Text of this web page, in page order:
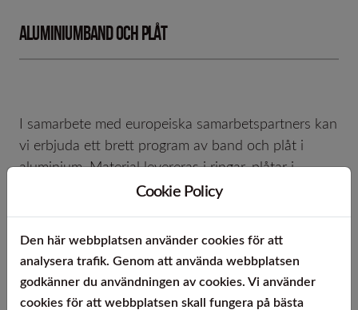
Aluminiumband och plåt
I samarbete med europeiska samarbetspartners kan
vi erbjuda ett brett program av band och plåt i
aluminium. Material levereras i ringar, plåtar i
standardformat eller skuret efter kundspecifikation.
Aluminium:
Cookie Policy
Den här webbplatsen använder cookies för att
analysera trafik. Genom att använda webbplatsen
godkänner du användningen av cookies. Vi använder
cookies för att webbplatsen skall fungera på bästa